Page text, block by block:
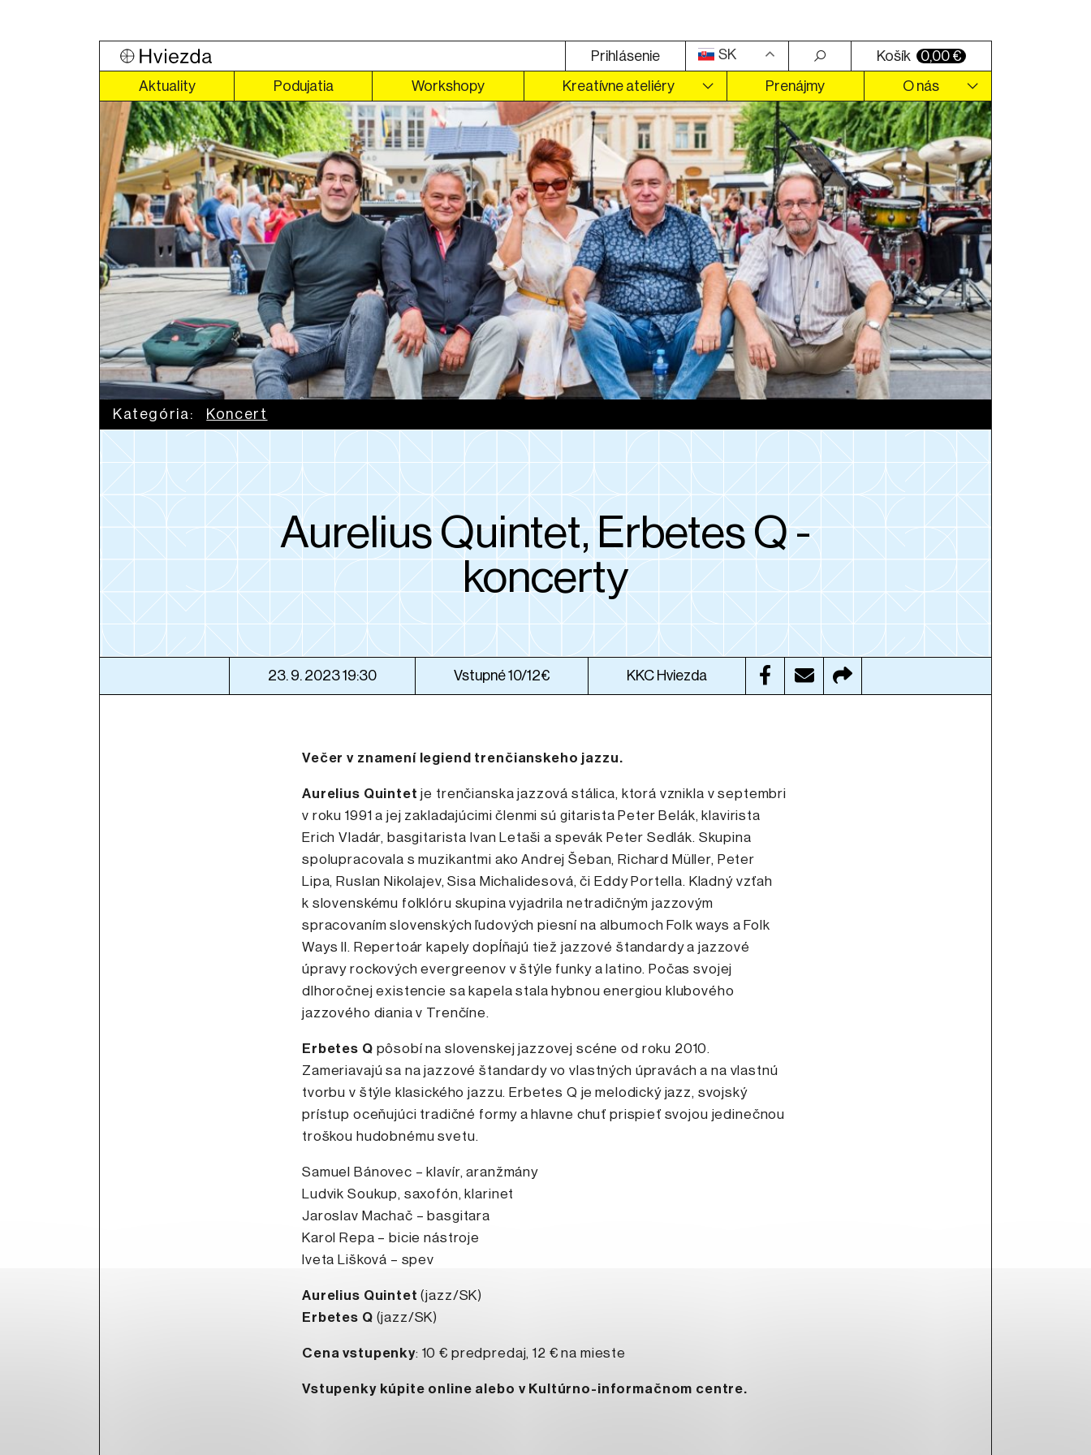
Prihlásenie SK Košík 0,00 €
Aktuality Podujatia Workshopy Kreatívne ateliéry Prenájmy O nás
Kategória: Koncert
Aurelius Quintet, Erbetes Q -
koncerty
23. 9. 2023 19:30 Vstupné 10/12€ KKC Hviezda
Večer v znamení legiend trenčianskeho jazzu.
Aurelius Quintet je trenčianska jazzová stálica, ktorá vznikla v septembri
v roku 1991 a jej zakladajúcimi členmi sú gitarista Peter Belák, klavirista
Erich Vladár, basgitarista Ivan Letaši a spevák Peter Sedlák. Skupina
spolupracovala s muzikantmi ako Andrej Šeban, Richard Müller, Peter
Lipa, Ruslan Nikolajev, Sisa Michalidesová, či Eddy Portella. Kladný vzťah
k slovenskému folklóru skupina vyjadrila netradičným jazzovým
spracovaním slovenských ľudových piesní na albumoch Folk ways a Folk
Ways II. Repertoár kapely dopĺňajú tiež jazzové štandardy a jazzové
úpravy rockových evergreenov v štýle funky a latino. Počas svojej
dlhoročnej existencie sa kapela stala hybnou energiou klubového
jazzového diania v Trenčíne.
Erbetes Q pôsobí na slovenskej jazzovej scéne od roku 2010.
Zameriavajú sa na jazzové štandardy vo vlastných úpravách a na vlastnú
tvorbu v štýle klasického jazzu. Erbetes Q je melodický jazz, svojský
prístup oceňujúci tradičné formy a hlavne chuť prispieť svojou jedinečnou
troškou hudobnému svetu.
Samuel Bánovec – klavír, aranžmány
Ludvik Soukup, saxofón, klarinet
Jaroslav Machač – basgitara
Karol Repa – bicie nástroje
Iveta Lišková – spev
Aurelius Quintet (jazz/SK)
Erbetes Q (jazz/SK)
Cena vstupenky: 10 € predpredaj, 12 € na mieste
Vstupenky kúpite online alebo v Kultúrno-informačnom centre.